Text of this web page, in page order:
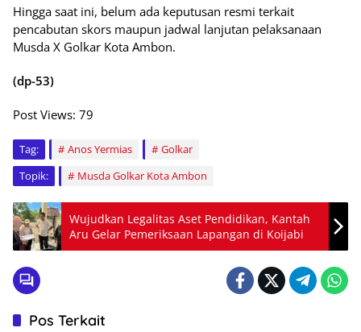
Hingga saat ini, belum ada keputusan resmi terkait
pencabutan skors maupun jadwal lanjutan pelaksanaan
Musda X Golkar Kota Ambon.
(dp-53)
Post Views: 79
Tag: Anos Yermias
Golkar
Topik:
Musda Golkar Kota Ambon
Wujudkan Legalitas Aset Pendidikan, Kantah
Aru Gelar Pemeriksaan Lapangan di Koijabi
Pos Terkait